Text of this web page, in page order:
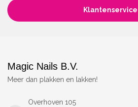
Klantenservice
Magic Nails B.V.
Meer dan plakken en lakken!
Overhoven 105